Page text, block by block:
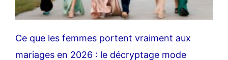
Ce que les femmes portent vraiment aux
mariages en 2026 : le décryptage mode